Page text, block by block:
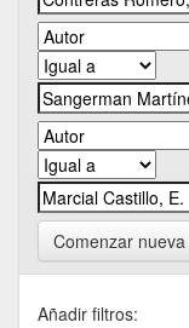
Comenzar
Añadir filtros: